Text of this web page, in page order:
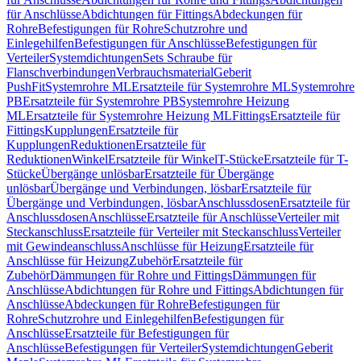
für AnschlüsseAbdichtungen für FittingsAbdeckungen für
RohreBefestigungen für RohreSchutzrohre und
EinlegehilfenBefestigungen für AnschlüsseBefestigungen für
VerteilerSystemdichtungenSets Schraube für
FlanschverbindungenVerbrauchsmaterialGeberit
PushFitSystemrohre MLErsatzteile für Systemrohre MLSystemrohre
PBErsatzteile für Systemrohre PBSystemrohre Heizung
MLErsatzteile für Systemrohre Heizung MLFittingsErsatzteile für
FittingsKupplungenErsatzteile für
KupplungenReduktionenErsatzteile für
ReduktionenWinkelErsatzteile für WinkelT-StückeErsatzteile für T-
StückeÜbergänge unlösbarErsatzteile für Übergänge
unlösbarÜbergänge und Verbindungen, lösbarErsatzteile für
Übergänge und Verbindungen, lösbarAnschlussdosenErsatzteile für
AnschlussdosenAnschlüsseErsatzteile für AnschlüsseVerteiler mit
SteckanschlussErsatzteile für Verteiler mit SteckanschlussVerteiler
mit GewindeanschlussAnschlüsse für HeizungErsatzteile für
Anschlüsse für HeizungZubehörErsatzteile für
ZubehörDämmungen für Rohre und FittingsDämmungen für
AnschlüsseAbdichtungen für Rohre und FittingsAbdichtungen für
AnschlüsseAbdeckungen für RohreBefestigungen für
RohreSchutzrohre und EinlegehilfenBefestigungen für
AnschlüsseErsatzteile für Befestigungen für
AnschlüsseBefestigungen für VerteilerSystemdichtungenGeberit